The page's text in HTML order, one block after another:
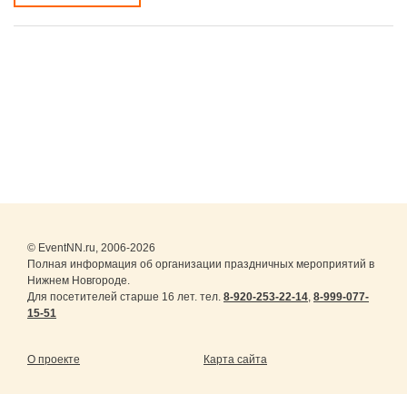
© EventNN.ru, 2006-2026
Полная информация об организации праздничных мероприятий в
Нижнем Новгороде.
Для посетителей старше 16 лет. тел. 8-920-253-22-14, 8-999-077-
15-51
О проекте Карта сайта